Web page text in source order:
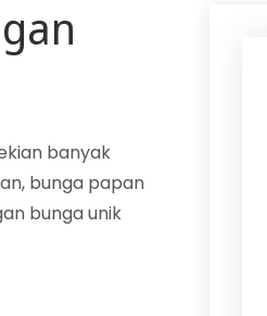
banyak
bunga papan
bunga unik